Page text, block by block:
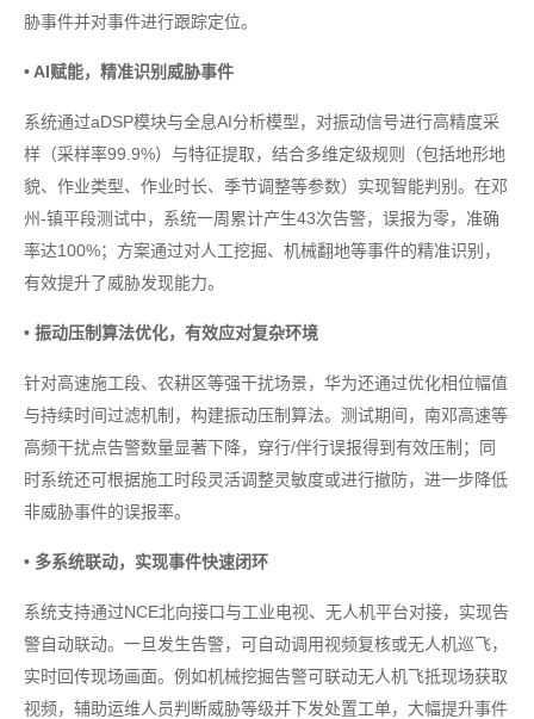
胁事件并对事件进行跟踪定位。
• AI赋能，精准识别威胁事件
系统通过aDSP模块与全息AI分析模型，对振动信号进行高精度采
样（采样率99.9%）与特征提取，结合多维定级规则（包括地形地
貌、作业类型、作业时长、季节调整等参数）实现智能判别。在邓
州-镇平段测试中，系统一周累计产生43次告警，误报为零，准确
率达100%；方案通过对人工挖掘、机械翻地等事件的精准识别，
有效提升了威胁发现能力。
• 振动压制算法优化，有效应对复杂环境
针对高速施工段、农耕区等强干扰场景，华为还通过优化相位幅值
与持续时间过滤机制，构建振动压制算法。测试期间，南邓高速等
高频干扰点告警数量显著下降，穿行/伴行误报得到有效压制；同
时系统还可根据施工时段灵活调整灵敏度或进行撤防，进一步降低
非威胁事件的误报率。
• 多系统联动，实现事件快速闭环
系统支持通过NCE北向接口与工业电视、无人机平台对接，实现告
警自动联动。一旦发生告警，可自动调用视频复核或无人机巡飞，
实时回传现场画面。例如机械挖掘告警可联动无人机飞抵现场获取
视频，辅助运维人员判断威胁等级并下发处置工单，大幅提升事件